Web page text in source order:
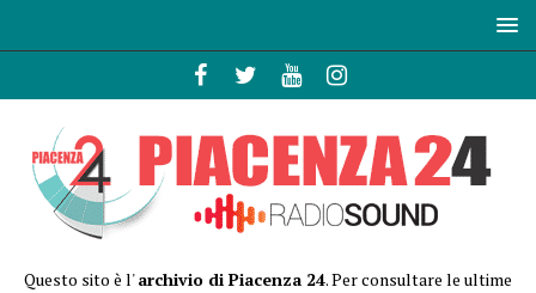
Questo sito è l'archivio di Piacenza 24. Per consultare le ultime